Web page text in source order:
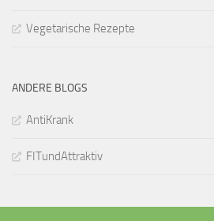
Vegetarische Rezepte
ANDERE BLOGS
AntiKrank
FITundAttraktiv